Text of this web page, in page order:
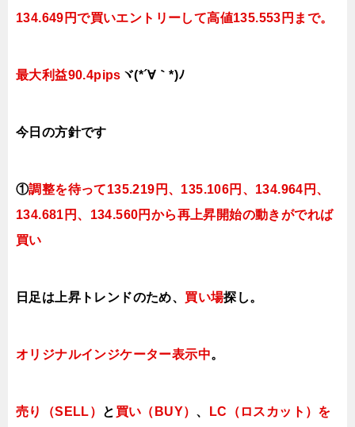
134.649円で買いエントリーして高値135.553円まで。
最大利益90.4pips ヾ(*´∀｀*)ﾉ
今日 の方針です
①調整を待って135.219 円、135.106円、134.964円、
134.681円、134.560円 から再上昇開始の動きがでれば
買い
日足は上昇トレンドのため、 買い場探し。
オリジナルインジケーター表示中。
売り（SELL） と 買い（BUY） 、
LC（ロスカット）を